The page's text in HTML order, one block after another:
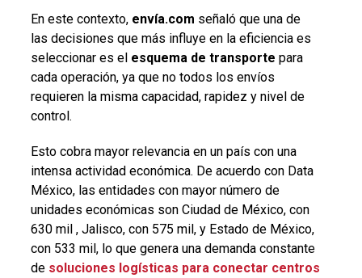
En este contexto, envía.com señaló que una de
las decisiones que más influye en la eficiencia es
seleccionar es el esquema de transporte para
cada operación, ya que no todos los envíos
requieren la misma capacidad, rapidez y nivel de
control.
Esto cobra mayor relevancia en un país con una
intensa actividad económica. De acuerdo con Data
México, las entidades con mayor número de
unidades económicas son Ciudad de México, con
630 mil , Jalisco, con 575 mil, y Estado de México,
con 533 mil, lo que genera una demanda constante
de soluciones logísticas para conectar centros